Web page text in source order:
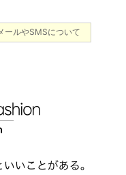
ールやSMSについて